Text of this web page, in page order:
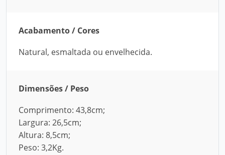
Acabamento / Cores
Natural, esmaltada ou envelhecida.
Dimensões / Peso
Comprimento: 43,8cm;
Largura: 26,5cm;
Altura: 8,5cm;
Peso: 3,2Kg.